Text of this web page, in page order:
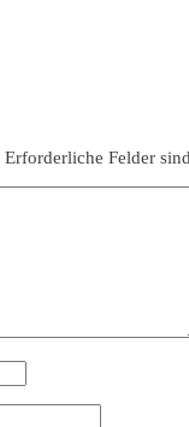
Erforderliche Felder